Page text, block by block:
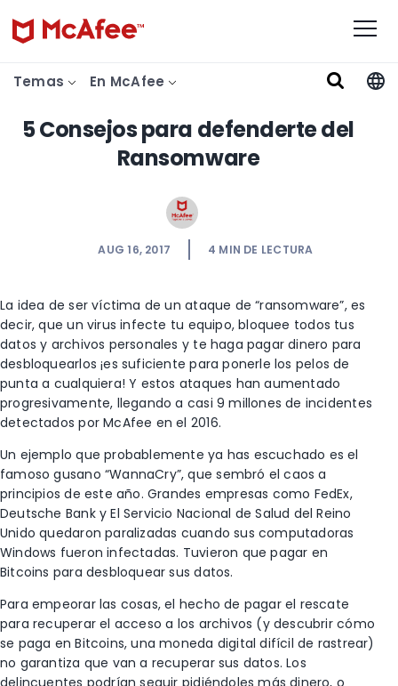
Temas En McAfee
5 Consejos para defenderte del
Ransomware
AUG 16, 2017 4 MIN DE LECTURA
La idea de ser víctima de un ataque de “ransomware”, es
decir, que un virus infecte tu equipo, bloquee todos tus
datos y archivos personales y te haga pagar dinero para
desbloquearlos ¡es suficiente para ponerle los pelos de
punta a cualquiera! Y estos ataques han aumentado
progresivamente, llegando a casi 9 millones de incidentes
detectados por McAfee en el 2016.
Un ejemplo que probablemente ya has escuchado es el
famoso gusano “WannaCry”, que sembró el caos a
principios de este año. Grandes empresas como FedEx,
Deutsche Bank y El Servicio Nacional de Salud del Reino
Unido quedaron paralizadas cuando sus computadoras
Windows fueron infectadas. Tuvieron que pagar en
Bitcoins para desbloquear sus datos.
Para empeorar las cosas, el hecho de pagar el rescate
para recuperar el acceso a los archivos (y descubrir cómo
se paga en Bitcoins, una moneda digital difícil de rastrear)
no garantiza que van a recuperar sus datos. Los
delincuentes podrían seguir pidiéndoles más dinero, o